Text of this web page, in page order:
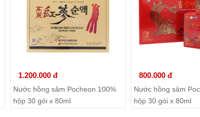
1.200.000 đ
Nước hồng sâm Pocheon 100%
hộp 30 gói x 80ml
800.000 đ
Nước hồng sâm
hộp 30 gói x 80ml